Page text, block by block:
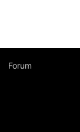
Forum